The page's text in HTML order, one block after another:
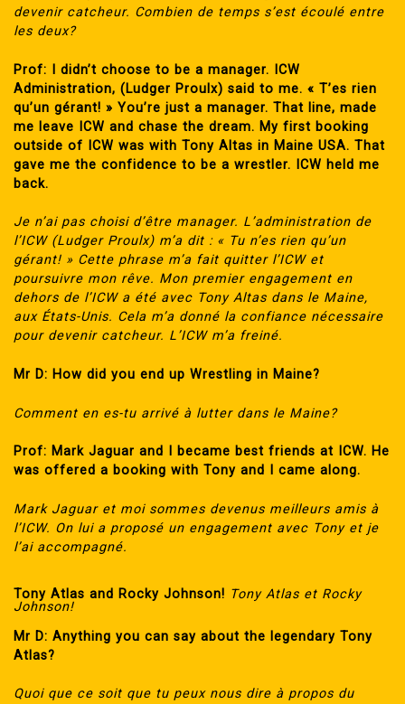
devenir catcheur. Combien de temps s’est écoulé entre
les deux?
Prof: I didn’t choose to be a manager. ICW
Administration, (Ludger Proulx) said to me. « T’es rien
qu’un gérant! » You’re just a manager. That line, made
me leave ICW and chase the dream. My first booking
outside of ICW was with Tony Altas in Maine USA. That
gave me the confidence to be a wrestler. ICW held me
back.
Je n’ai pas choisi d’être manager. L’administration de
l’ICW (Ludger Proulx) m’a dit : « Tu n’es rien qu’un
gérant! » Cette phrase m’a fait quitter l’ICW et
poursuivre mon rêve. Mon premier engagement en
dehors de l’ICW a été avec Tony Altas dans le Maine,
aux États-Unis. Cela m’a donné la confiance nécessaire
pour devenir catcheur. L’ICW m’a freiné.
Mr D: How did you end up Wrestling in Maine?
Comment en es-tu arrivé à lutter dans le Maine?
Prof: Mark Jaguar and I became best friends at ICW. He
was offered a booking with Tony and I came along.
Mark Jaguar et moi sommes devenus meilleurs amis à
l’ICW. On lui a proposé un engagement avec Tony et je
l’ai accompagné.
Tony Atlas and Rocky Johnson! Tony Atlas et Rocky
Johnson!
Mr D: Anything you can say about the legendary Tony
Atlas?
Quoi que ce soit que tu peux nous dire à propos du